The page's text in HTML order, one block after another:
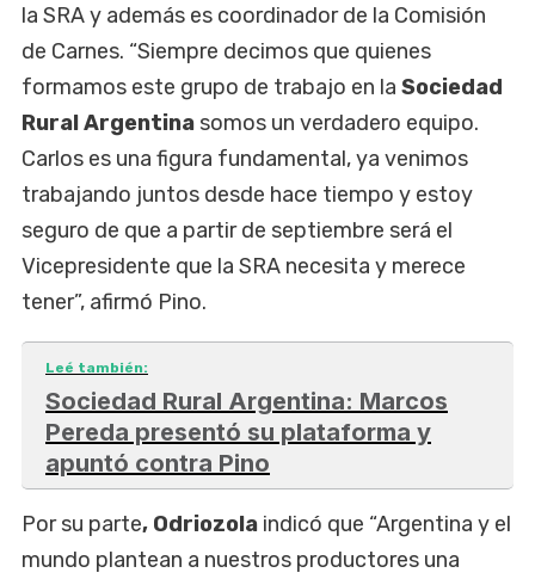
la SRA y además es coordinador de la Comisión
de Carnes. “Siempre decimos que quienes
formamos este grupo de trabajo en la Sociedad
Rural Argentina somos un verdadero equipo.
Carlos es una figura fundamental, ya venimos
trabajando juntos desde hace tiempo y estoy
seguro de que a partir de septiembre será el
Vicepresidente que la SRA necesita y merece
tener”, afirmó Pino.
Leé también:
Sociedad Rural Argentina: Marcos
Pereda presentó su plataforma y
apuntó contra Pino
Por su parte, Odriozola indicó que “Argentina y el
mundo plantean a nuestros productores una